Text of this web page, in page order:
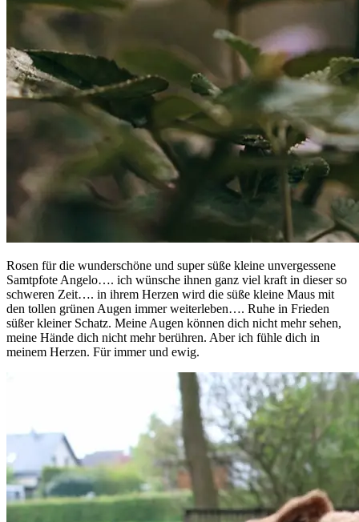
Rosen für die wunderschöne und super süße kleine unvergessene
Samtpfote Angelo…. ich wünsche ihnen ganz viel kraft in dieser so
schweren Zeit…. in ihrem Herzen wird die süße kleine Maus mit
den tollen grünen Augen immer weiterleben…. Ruhe in Frieden
süßer kleiner Schatz. Meine Augen können dich nicht mehr sehen,
meine Hände dich nicht mehr berühren. Aber ich fühle dich in
meinem Herzen. Für immer und ewig.